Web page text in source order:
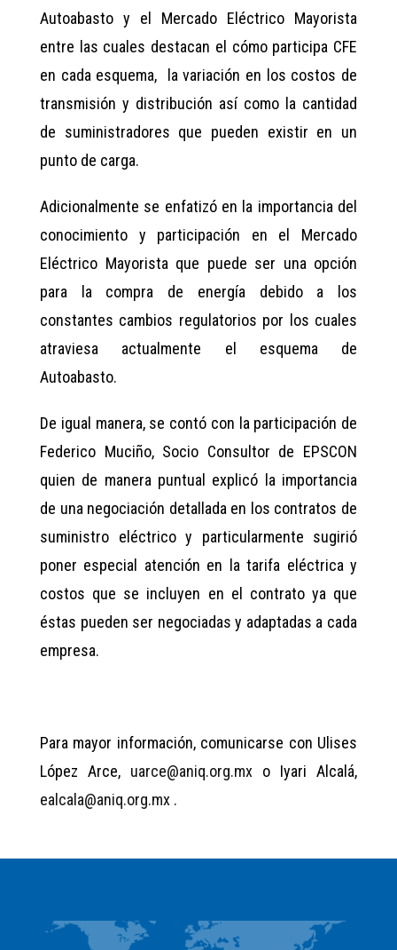
Autoabasto y el Mercado Eléctrico Mayorista
entre las cuales destacan el cómo participa CFE
en cada esquema, la variación en los costos de
transmisión y distribución así como la cantidad
de suministradores que pueden existir en un
punto de carga.
Adicionalmente se enfatizó en la importancia del
conocimiento y participación en el Mercado
Eléctrico Mayorista que puede ser una opción
para la compra de energía debido a los
constantes cambios regulatorios por los cuales
atraviesa actualmente el esquema de
Autoabasto.
De igual manera, se contó con la participación de
Federico Muciño, Socio Consultor de EPSCON
quien de manera puntual explicó la importancia
de una negociación detallada en los contratos de
suministro eléctrico y particularmente sugirió
poner especial atención en la tarifa eléctrica y
costos que se incluyen en el contrato ya que
éstas pueden ser negociadas y adaptadas a cada
empresa.
Para mayor información, comunicarse con Ulises
López Arce, uarce@aniq.org.mx o Iyari Alcalá,
ealcala@aniq.org.mx .